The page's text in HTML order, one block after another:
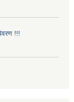
!!!